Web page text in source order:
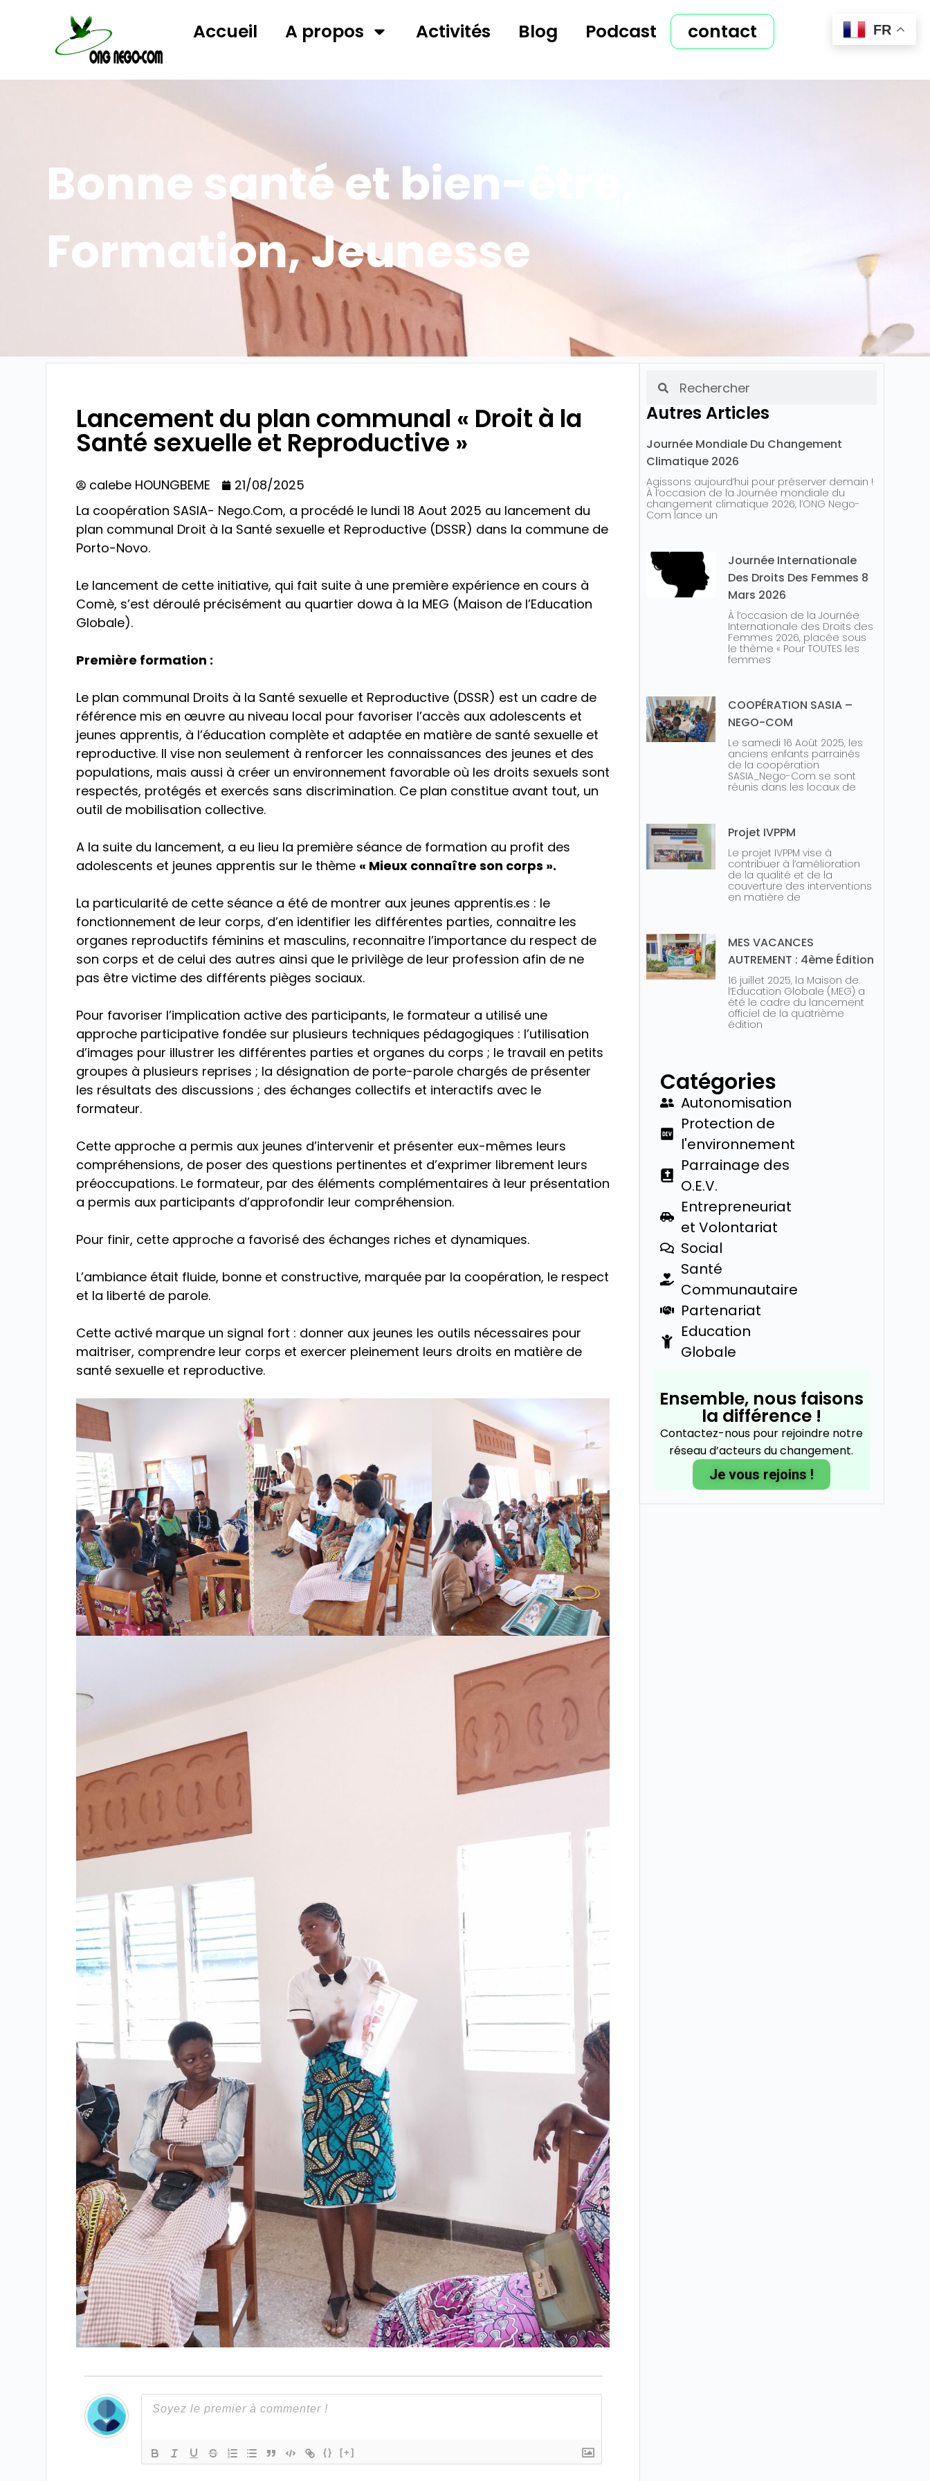
Accueil A propos Activités Blog Podcast contact
Bonne santé et bien-être
Formation,Jeunesse
Lancement du plan communal « Droit à la
Santé sexuelle et Reproductive »
calebe HOUNGBEME
21/08/2025
La coopération SASIA- Nego.Com, a procédé le lundi 18 Aout 2025 au lancement du
plan communal Droit à la Santé sexuelle et Reproductive (DSSR) dans la commune de
Porto-Novo.
Le lancement de cette initiative, qui fait suite à une première expérience en cours à
Comè, s’est déroulé précisément au quartier dowa à la MEG (Maison de l’Education
Globale).
Première formation :
Le plan communal Droits à la Santé sexuelle et Reproductive (DSSR) est un cadre de
référence mis en œuvre au niveau local pour favoriser l’accès aux adolescents et
jeunes apprentis, à l’éducation complète et adaptée en matière de santé sexuelle et
reproductive. Il vise non seulement à renforcer les connaissances des jeunes et des
populations, mais aussi à créer un environnement favorable où les droits sexuels sont
respectés, protégés et exercés sans discrimination. Ce plan constitue avant tout, un
outil de mobilisation collective.
A la suite du lancement, a eu lieu la première séance de formation au profit des
adolescents et jeunes apprentis sur le thème « Mieux connaître son corps ».
La particularité de cette séance a été de montrer aux jeunes apprentis.es : le
fonctionnement de leur corps, d’en identifier les différentes parties, connaitre les
organes reproductifs féminins et masculins, reconnaitre l’importance du respect de
son corps et de celui des autres ainsi que le privilège de leur profession afin de ne
pas être victime des différents pièges sociaux.
Pour favoriser l’implication active des participants, le formateur a utilisé une
approche participative fondée sur plusieurs techniques pédagogiques : l’utilisation
d’images pour illustrer les différentes parties et organes du corps ; le travail en petits
groupes à plusieurs reprises ; la désignation de porte-parole chargés de présenter
les résultats des discussions ; des échanges collectifs et interactifs avec le
formateur.
Cette approche a permis aux jeunes d’intervenir et présenter eux-mêmes leurs
compréhensions, de poser des questions pertinentes et d’exprimer librement leurs
préoccupations. Le formateur, par des éléments complémentaires à leur présentation
a permis aux participants d’approfondir leur compréhension.
Pour finir, cette approche a favorisé des échanges riches et dynamiques.
L’ambiance était fluide, bonne et constructive, marquée par la coopération, le respect
et la liberté de parole.
Cette activé marque un signal fort : donner aux jeunes les outils nécessaires pour
maitriser, comprendre leur corps et exercer pleinement leurs droits en matière de
santé sexuelle et reproductive.
{} [+]
Autres Articles
Journée Mondiale Du Changement
Climatique 2026
Agissons aujourd’hui pour préserver demain !
À l’occasion de la Journée mondiale du
changement climatique 2026, l’ONG Nego-
Com lance un
Journée Internationale
Des Droits Des Femmes 8
Mars 2026
À l’occasion de la Journée
Internationale des Droits des
Femmes 2026, placée sous
le thème « Pour TOUTES les
femmes
COOPÉRATION SASIA –
NEGO-COM
Le samedi 16 Août 2025, les
anciens enfants parrainés
de la coopération
SASIA_Nego-Com se sont
réunis dans les locaux de
Projet IVPPM
Le projet IVPPM vise à
contribuer à l’amélioration
de la qualité et de la
couverture des interventions
en matière de
MES VACANCES
AUTREMENT : 4ème Édition
16 juillet 2025, la Maison de
l’Education Globale (MEG) a
été le cadre du lancement
officiel de la quatrième
édition
Catégories
Autonomisation
Protection de
l'environnement
Parrainage des
O.E.V.
Entrepreneuriat
et Volontariat
Social
Santé
Communautaire
Partenariat
Education
Globale
Ensemble, nous faisons
la différence !
Contactez-nous pour rejoindre notre
réseau d’acteurs du changement.
Je vous rejoins !
FR